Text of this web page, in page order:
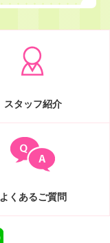
スタッフ紹介
よくあるご質問